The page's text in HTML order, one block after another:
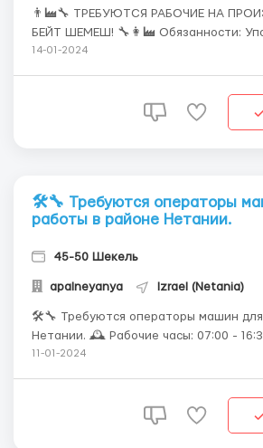
👨‍🏭🔧 ТРЕБУЮТСЯ РАБОЧИЕ НА
БЕЙТ ШЕМЕШ! 🔧👩‍🏭 Обязанности: Упаковка вафель,
выходящих с производственной линии Проверка
Смены чередуются между...
14-01-2024
🛠🔧 Требуются операторы
работы в районе Нетании.
45-50 Шекель
apalneyanya Izrael (Netania)
🛠🔧 Требуются операторы машин
Нетании. 🕰️ Рабочие часы: 07:00 - 16:30 📅 Рабочие дни:
воскресенье - четверг 📋 Требования: Знание работы
предыдущий опыт, предоставляется
11-01-2024